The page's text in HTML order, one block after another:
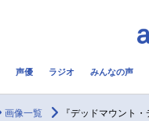
声優 ラジオ みんなの声
画像一覧 『デッドマウント